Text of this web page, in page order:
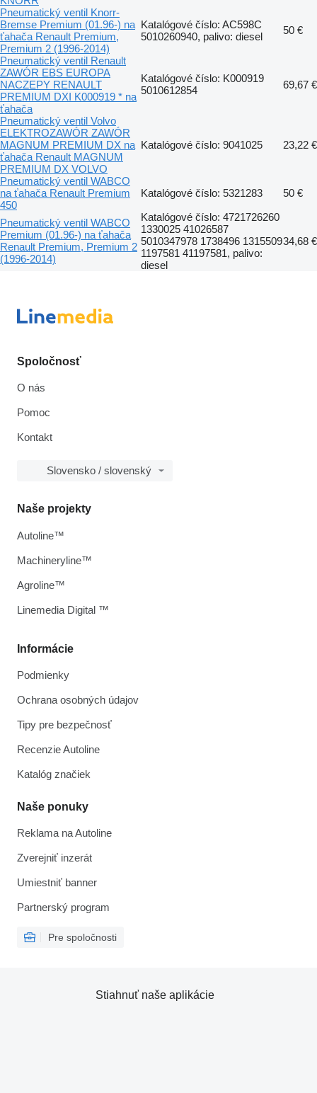
Pneumatický ventil Knorr-
Bremse Premium (01.96-) na
ťahača Renault Premium,
Premium 2 (1996-2014)
Katalógové číslo: AC598C
5010260940, palivo: diesel
50 €
Pneumatický ventil Renault
ZAWÓR EBS EUROPA
NACZEPY RENAULT
PREMIUM DXI K000919 * na
ťahača
Katalógové číslo: K000919
5010612854
69,67 €
Pneumatický ventil Volvo
ELEKTROZAWÓR ZAWÓR
MAGNUM PREMIUM DX na
ťahača Renault MAGNUM
PREMIUM DX VOLVO
Katalógové číslo: 9041025 23,22 €
Pneumatický ventil WABCO
na ťahača Renault Premium
450
Katalógové číslo: 5321283 50 €
Pneumatický ventil WABCO
Premium (01.96-) na ťahača
Renault Premium, Premium 2
(1996-2014)
Katalógové číslo: 4721726260
1330025 41026587
5010347978 1738496 1315509
1197581 41197581, palivo:
diesel
34,68 €
Spoločnosť
O nás
Pomoc
Kontakt
Slovensko / slovenský
Informácie
Podmienky
Ochrana osobných údajov
Tipy pre bezpečnosť
Recenzie Autoline
Katalóg značiek
Naše ponuky
Reklama na Autoline
Zverejniť inzerát
Umiestniť banner
Partnerský program
Pre spoločnosti
Naše projekty
Autoline™
Machineryline™
Agroline™
Linemedia Digital ™
Stiahnuť naše aplikácie